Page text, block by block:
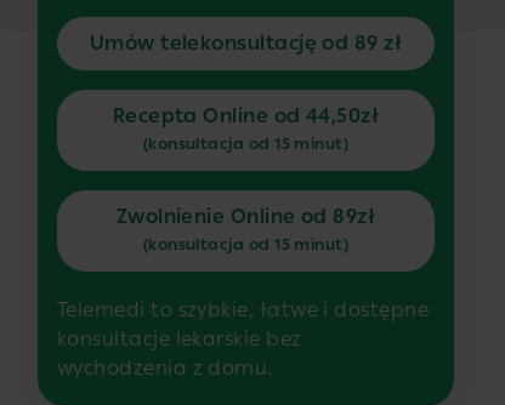
Umów telekonsultację od 89 zł
Recepta Online od 44,50zł
(konsultacja od 15 minut)
Zwolnienie Online od 89zł
(konsultacja od 15 minut)
Telemedi to szybkie, łatwe i dostępne
konsultacje lekarskie bez
wychodzenia z domu.